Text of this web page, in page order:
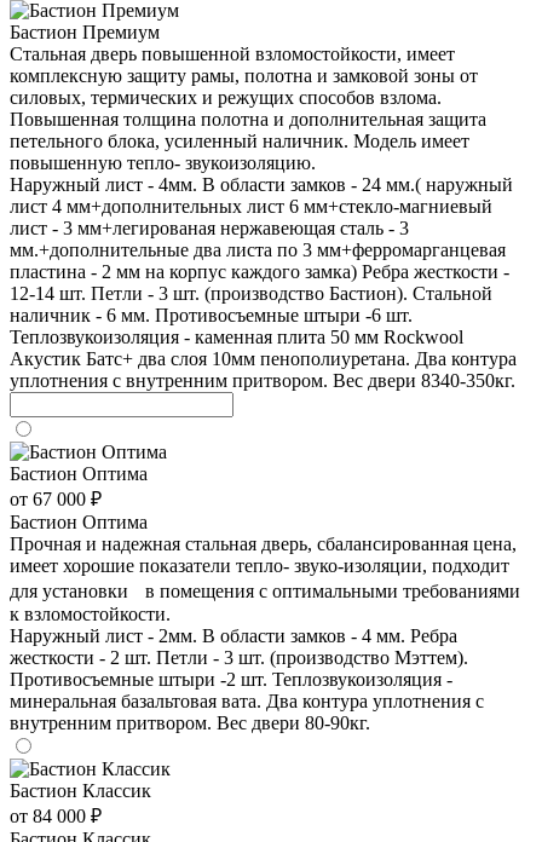
Бастион Премиум
Стальная дверь повышенной взломостойкости, имеет
комплексную защиту рамы, полотна и замковой зоны от
силовых, термических и режущих способов взлома.
Повышенная толщина полотна и дополнительная защита
петельного блока, усиленный наличник. Модель имеет
повышенную тепло- звукоизоляцию.
Наружный лист - 4мм. В области замков - 24 мм.( наружный
лист 4 мм+дополнительных лист 6 мм+стекло-магниевый
лист - 3 мм+легированая нержавеющая сталь - 3
мм.+дополнительные два листа по 3 мм+ферромарганцевая
пластина - 2 мм на корпус каждого замка) Ребра жесткости -
12-14 шт. Петли - 3 шт. (производство Бастион). Стальной
наличник - 6 мм. Противосъемные штыри -6 шт.
Теплозвукоизоляция - каменная плита 50 мм Rockwool
Акустик Батс+ два слоя 10мм пенополиуретана. Два контура
уплотнения с внутренним притвором. Вес двери 8340-350кг.
Бастион Оптима
от 67 000 ₽
Бастион Оптима
Прочная и надежная стальная дверь, сбалансированная цена,
имеет хорошие показатели тепло- звуко-изоляции, подходит
для установки в помещения с оптимальными требованиями
к взломостойкости.
Наружный лист - 2мм. В области замков - 4 мм. Ребра
жесткости - 2 шт. Петли - 3 шт. (производство Мэттем).
Противосъемные штыри -2 шт. Теплозвукоизоляция -
минеральная базальтовая вата. Два контура уплотнения с
внутренним притвором. Вес двери 80-90кг.
Бастион Классик
от 84 000 ₽